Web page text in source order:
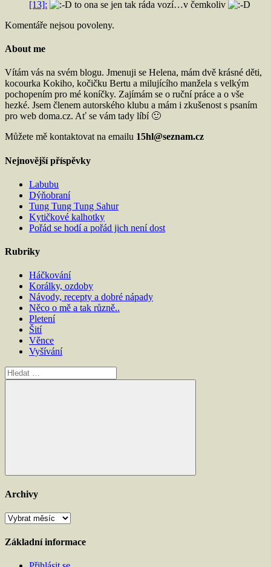
[13]:
to ona se jen tak ráda vozí…v čemkoliv
Komentáře nejsou povoleny.
About me
Vítám vás na svém blogu. Jmenuji se Helena, mám dvě krásné děti,
kocourka Kokiho, kočičku Bertu a milujícího manžela s velkým
pochopením pro mé koníčky. Zajímám se o ruční práce a o vše
hezké. Jsem členem autorského klubu a mám i zkušenost s psaním
pro web doma.cz. Ať se vám tady líbí 🙂
Můžete mě kontaktovat na emailu 15hl@seznam.cz
Nejnovější příspěvky
Labubu
Dýňobraní
Tung Tung Tung Sahur
Kytičkové kalhotky
Pořád se hodí a pořád jich není dost
Rubriky
Háčkování
Korálky, ozdoby
Návody, recepty a dobré nápady
Něco o mě a tak různě..
Pletení
Šití
Věnce
Vyšívání
Hledat:
Hledat
Archivy
Archivy
Základní informace